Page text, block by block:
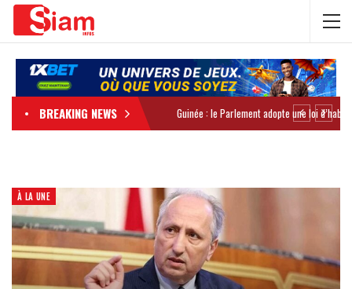
BREAKING NEWS
À LA UNE